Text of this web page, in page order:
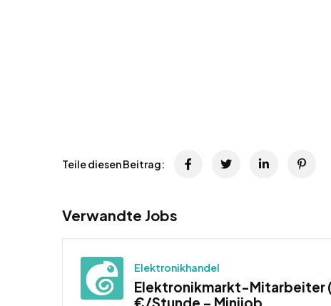
Teile diesen Beitrag:
Verwandte Jobs
Elektronikhandel
Elektronikmarkt-Mitarbeiter